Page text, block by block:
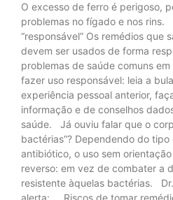
O excesso de ferro é perigoso,
problemas no fígado e nos rins.
“responsável” Os remédios que
devem ser usados de forma
problemas de saúde comuns
fazer uso responsável: leia a
experiência pessoal anterior,
informação e de conselhos
saúde. Já ouviu falar que o
bactérias”? Dependendo do
antibiótico, o uso sem
reverso: em vez de combater a
resistente àquelas bactérias.
alerta: Riscos de tomar